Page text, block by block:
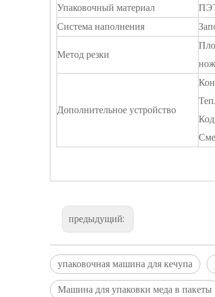
Упаковочный материал
Система наполнения
Метод резки
нож
Дополнительное устройство
предыдущий:
упаковочная машина для кечупа
Машина для упаковки меда в пакеты